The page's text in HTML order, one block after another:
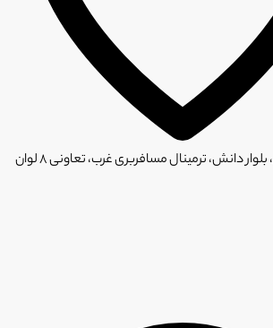
تهران، میدان آزادی، بلوار دانش، ترمینال مسافربری غرب، تعاونی ۸ لوان